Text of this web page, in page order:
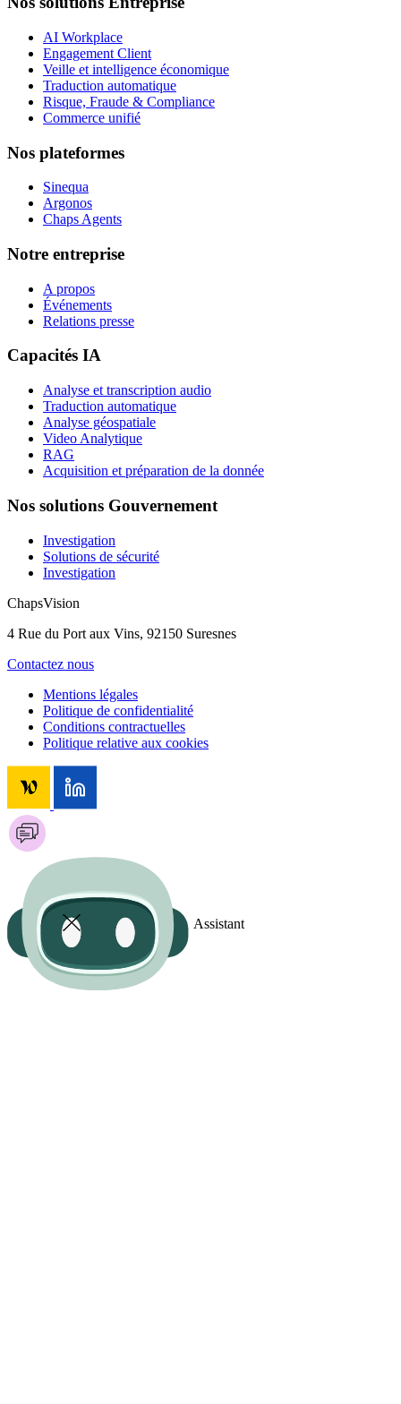
AI Workplace
Engagement Client
Veille et intelligence économique
Traduction automatique
Risque, Fraude & Compliance
Commerce unifié
Nos plateformes
Sinequa
Argonos
Chaps Agents
Notre entreprise
A propos
Événements
Relations presse
Capacités IA
Analyse et transcription audio
Traduction automatique
Analyse géospatiale
Video Analytique
RAG
Acquisition et préparation de la donnée
Nos solutions Gouvernement
Investigation
Solutions de sécurité
Investigation
ChapsVision
4 Rue du Port aux Vins, 92150 Suresnes
Contactez nous
Mentions légales
Politique de confidentialité
Conditions contractuelles
Politique relative aux cookies
Assistant